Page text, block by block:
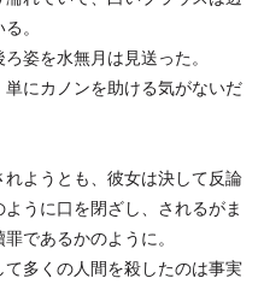
。
姿を水無月は見送った。
にカノンを助ける気がないだ
ようとも、彼女は決して反論
うに口を閉ざし、されるがま
であるかのように。
多くの人間を殺したのは事実